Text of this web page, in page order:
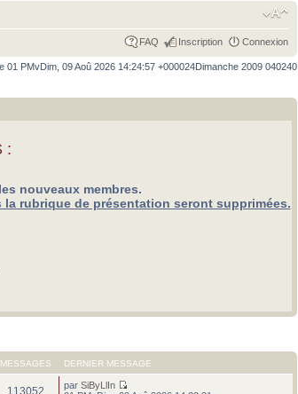
FAQ Inscription Connexion
01 PMvDim, 09 Aoû 2026 14:24:57 +000024Dimanche 2009 040240
:
nouveaux membres.
rubrique de présentation seront supprimées.
MESSAGES DERNIER MESSAGE
113052 parSiByLlIn